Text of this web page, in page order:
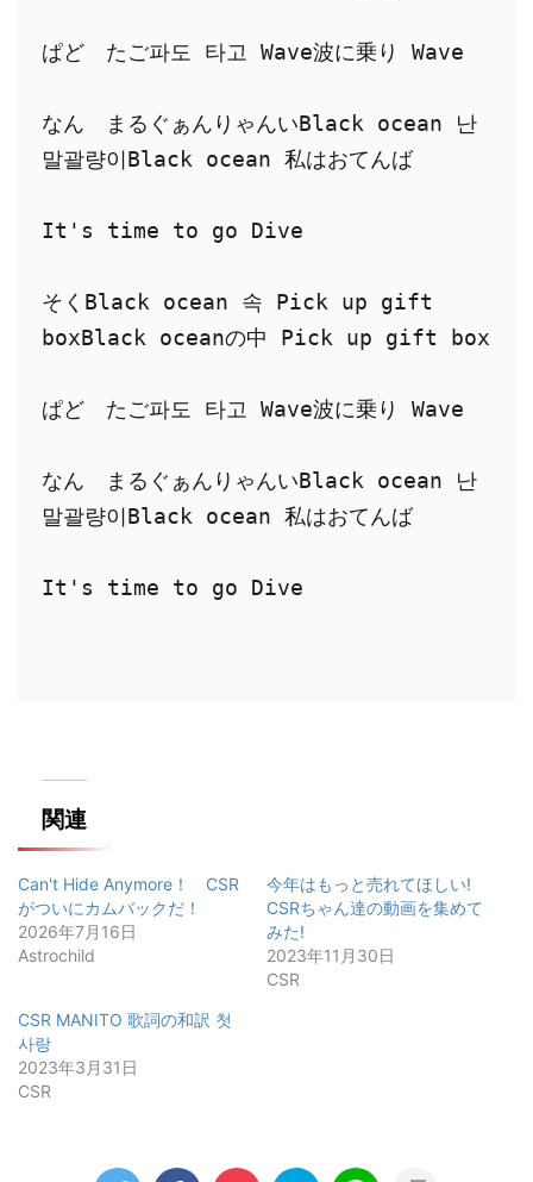
ぱど　たご파도 타고 Wave波に乗り Wave
なん　まるぐぁんりゃんいBlack ocean 난
말괄량이Black ocean 私はおてんば
It's time to go Dive
そくBlack ocean 속 Pick up gift
boxBlack oceanの中 Pick up gift box
ぱど　たご파도 타고 Wave波に乗り Wave
なん　まるぐぁんりゃんいBlack ocean 난
말괄량이Black ocean 私はおてんば
It's time to go Dive
関連
Can't Hide Anymore！ CSR
がついにカムバックだ！
2026年7月16日
Astrochild
今年はもっと売れてほしい!
CSRちゃん達の動画を集めて
みた!
2023年11月30日
CSR
CSR MANITO 歌詞の和訳 첫
사랑
2023年3月31日
CSR